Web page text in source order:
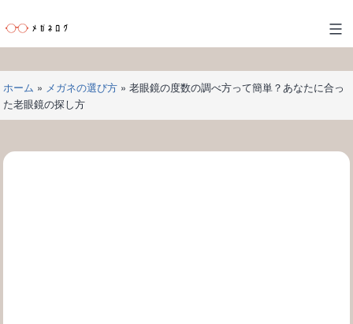
ン
テ
ツ
へ
ス
ッ
メ
ガ
ネ
ロ
グ
ホーム » メガネの選び方» 老眼鏡の度数の調べ方って簡単？あなたに合っ
た老眼鏡の探し方